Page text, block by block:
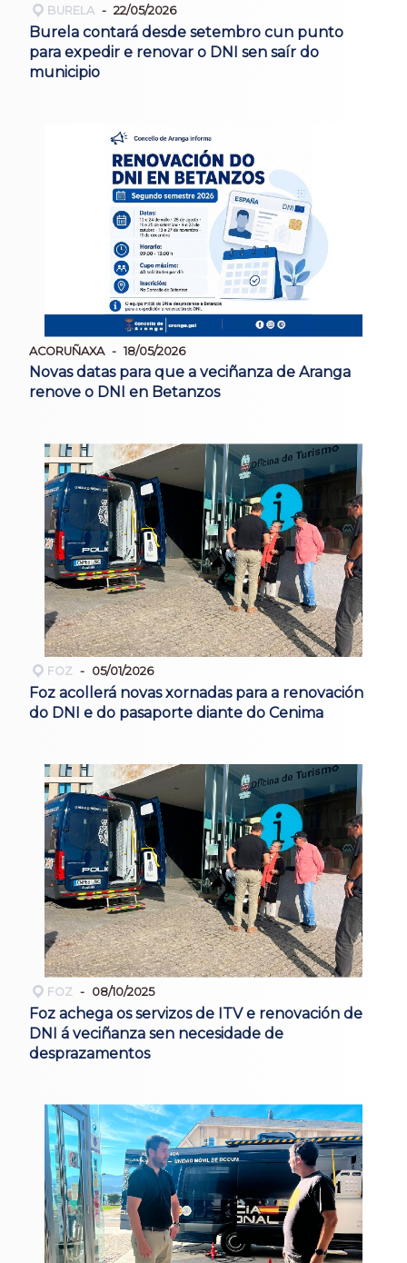
BURELA 22/05/2026
Burela contará desde setembro cun punto
para expedir e renovar o DNI sen saír do
municipio
ACORUÑAXA 18/05/2026
Novas datas para que a veciñanza de Aranga
renove o DNI en Betanzos
FOZ 05/01/2026
Foz acollerá novas xornadas para a renovación
do DNI e do pasaporte diante do Cenima
FOZ 08/10/2025
Foz achega os servizos de ITV e renovación de
DNI á veciñanza sen necesidade de
desprazamentos